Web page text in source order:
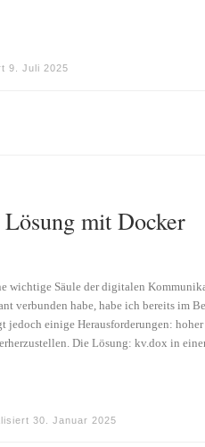
9. Juli 2025
mit Docker
wichtige Säule der digitalen
verbunden habe, habe ich bereits im
einige Herausforderungen:
Die Lösung: kv.dox in
30. Januar 2025